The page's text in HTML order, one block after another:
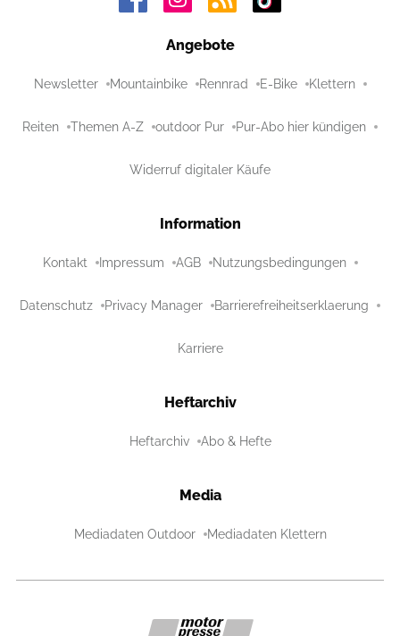
Angebote
Newsletter Mountainbike Rennrad E-Bike Klettern
Reiten Themen A-Z outdoor Pur Pur-Abo hier kündigen
Widerruf digitaler Käufe
Information
Kontakt Impressum AGB Nutzungsbedingungen
Datenschutz Privacy Manager Barrierefreiheitserklaerung
Karriere
Heftarchiv
Heftarchiv Abo & Hefte
Media
Mediadaten Outdoor Mediadaten Klettern